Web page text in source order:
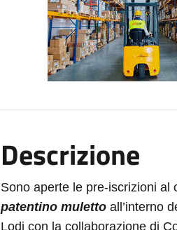
Descrizione
Sono aperte le pre-iscrizioni al
patentino mulettoall’interno
Lodi con la collaborazione di